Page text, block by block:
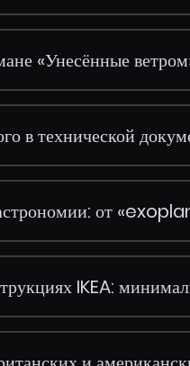
«Унесённые
в технической
от
IKEA: